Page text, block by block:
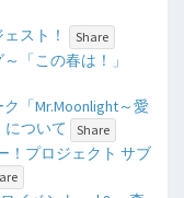
スト！ Share
「この春は！」
「Mr.Moonlight～愛
ついて
Share
！プロジェクト サブ